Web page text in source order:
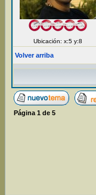
Ubicación: x:5 y:8
Volver arriba
Página 1 de 5